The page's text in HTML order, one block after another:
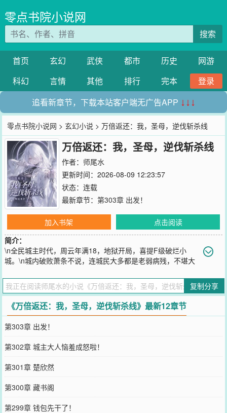
零点书院小说网
搜索
首页 玄幻 武侠 都市 历史
网游
科幻
言情 其他 排行 完本
登录
追看新章节，下载本站客户端无广告APP ↓↓↓
零点书院小说网 >玄幻小说 > 万倍返还：我，圣母，逆伐斩杀线
万倍返还：我，圣母，逆伐斩杀线
作者： 师尾水
更新时间：2026-08-09 12:23:57
状态：连载
最新章节： 第303章 出发！
加入书架
点击阅读
简介：
\n全民城主时代，周云年满18，地狱开局，喜提F级破烂小
城。\n城内破败萧条不说，连城民大多都是老弱病残，不堪大
展，必须将他们驱逐出城！\n但周云不怕，他有无限返还系统！
\n“叮！你成功赐予大米1000斤，触发千倍暴击返还，获得灵米10
斤！”\n“叮！你成功赐予基础练气诀*1，触发十万倍暴击返还，获得大
日轮回经*1！”\n“叮！你成功赐予铁剑*10000，触发千万倍暴击返
还，获得轩辕剑*1！”\n……\n三周之后，周云发表称帝宣言：\n“孤的
治下，不允许出现贫穷。”\n“孤的治下，不允许发生苦难。”\n“孤的治
下，不允许滋生绝望。”\n“孤的治下，不存在斩杀线！”\n“孤要孤的子
民，永远幸福快乐地活下去！”
您要是觉得《 万倍返还：我，圣母，逆伐斩杀线
忘记向您QQ群和微博微信里的朋友推荐哦！
复制分享
《万倍返还：我，圣母，逆伐斩杀线》最新12章节
第303章 出发！
第302章 城主大人恼羞成怒啦！
第301章 楚欣然
第300章 藏书阁
第299章 钱包先干了！